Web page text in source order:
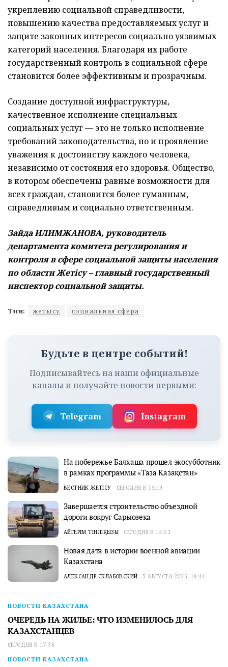
укреплению социальной справедливости,
повышению качества предоставляемых услуг и
защите законных интересов социально уязвимых
категорий населения. Благодаря их работе
государственный контроль в социальной сфере
становится более эффективным и прозрачным.
Создание доступной инфраструктуры,
качественное исполнение специальных
социальных услуг — это не только исполнение
требований законодательства, но и проявление
уважения к достоинству каждого человека,
независимо от состояния его здоровья. Общество,
в котором обеспечены равные возможности для
всех граждан, становится более гуманным,
справедливым и социально ответственным.
Зайда ИЛИМЖАНОВА, руководитель
департамента комитета регулирования и
контроля в сфере социальнойзащиты населения
по области Жетісу – главный государственный
инспектор социальной защиты.
Тэги: жетысу социальная сфера
Будьте в центре событий!
Подписывайтесь на наши официальные
каналы и получайте новости первыми:
Telegram Instagram
На побережье Балхаша прошел экосубботник
в рамках программы «Таза Қазақстан»
ВЕСТНИК ЖЕТІСУ СЕГОДНЯ В 15:19
Завершается строительство объездной
дороги вокруг Сарыозека
АЙГЕРІМ ТІНӘЛІҚЫЗЫ СЕГОДНЯ В 14:03
Новая дата в истории военной авиации
Казахстана
АЛЕКСАНДР СКЛАБОВСКИЙ 5 АВГУСТА 2026, 18:44
НОВОСТИ КАЗАХСТАНА
ОЧЕРЕДЬ НА ЖИЛЬЕ: ЧТО ИЗМЕНИЛОСЬ ДЛЯ
КАЗАХСТАНЦЕВ
СЕГОДНЯ В 17:36
НОВОСТИ КАЗАХСТАНА